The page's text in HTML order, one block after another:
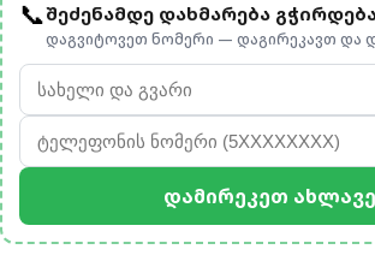
📞შეძენამდე დახმარება
დაგვიტოვეთ ნომერი — დაგირეკავთ და
Დამირეკეთ Ახლავე